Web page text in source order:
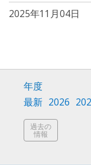
2025年11月04日
年度
最新 2026
過去の
情報